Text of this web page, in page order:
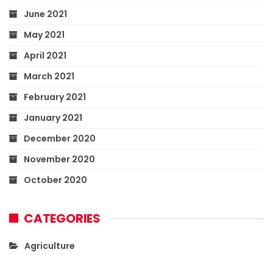
June 2021
May 2021
April 2021
March 2021
February 2021
January 2021
December 2020
November 2020
October 2020
CATEGORIES
Agriculture